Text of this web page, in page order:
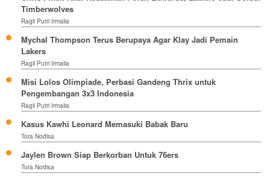
Timberwolves
Ragil Putri Irmalia
Mychal Thompson Terus Berupaya Agar Klay Jadi Pemain
Lakers
Ragil Putri Irmalia
Misi Lolos Olimpiade, Perbasi Gandeng Thrix untuk
Pengembangan 3x3 Indonesia
Ragil Putri Irmalia
Kasus Kawhi Leonard Memasuki Babak Baru
Tora Nodisa
Jaylen Brown Siap Berkorban Untuk 76ers
Tora Nodisa